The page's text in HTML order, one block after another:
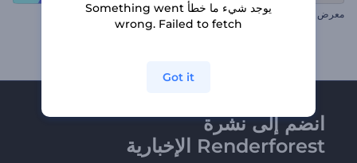
معرض صور الزهور مقطع يوم الأب
انضم إلى نشرة
Renderforest الإخبارية
يوجد شيء ما خطأ Something went
wrong. Failed to fetch
Got it